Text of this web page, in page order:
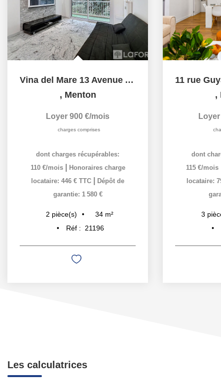
Vina del Mare 13 Avenue Aristide Briand 06500 MENTON
, Menton
Loyer 900 €/mois
charges comprises
dont charges récupérables:
110 €/mois
Honoraires charge
locataire: 446 € TTC
Dépôt de
garantie: 1 580 €
2 pièce(s) 34 m²
Réf :
21196
,
dont
115 €/mois
locataire:
3
Les calculatrices